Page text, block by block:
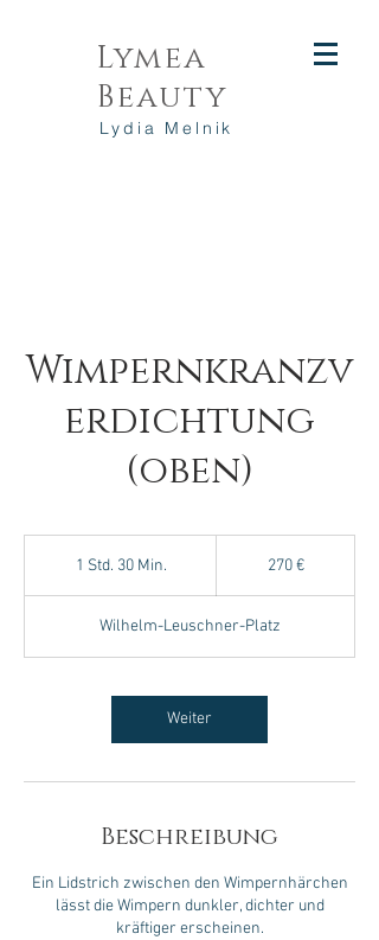
Lymea
Beauty
Lydia Melnik
Wimpernkranzv
erdichtung
(oben)
1 Std. 30 Min.
d
3
M
i
n
270 €
Wilhelm-Leuschner-Platz
Weiter
Beschreibung
Ein Lidstrich zwischen den Wimpernhärchen
lässt die Wimpern dunkler, dichter und
kräftiger erscheinen.